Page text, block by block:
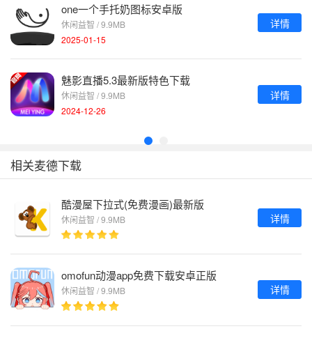
one一个手托奶图标安卓版
休闲益智 / 9.9MB
2025-01-15
详情
魅影直播5.3最新版特色下载
休闲益智 / 9.9MB
2024-12-26
详情
相关麦德下载
酷漫屋下拉式(免费漫画)最新版
休闲益智 / 9.9MB 详情
omofun动漫app免费下载安卓正版
休闲益智 / 9.9MB 详情